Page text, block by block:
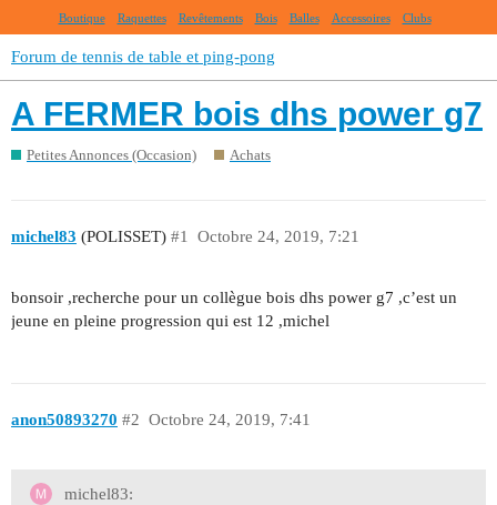
Boutique Raquettes Revêtements Bois Balles Accessoires Clubs
Forum de tennis de table et ping-pong
A FERMER bois dhs power g7
Petites Annonces (Occasion) Achats
michel83 (POLISSET) Octobre 24, 2019, 7:21
#1
bonsoir ,recherche pour un collègue bois dhs power g7 ,c’est un
jeune en pleine progression qui est 12 ,michel
anon50893270 Octobre 24, 2019, 7:41
#2
michel83: